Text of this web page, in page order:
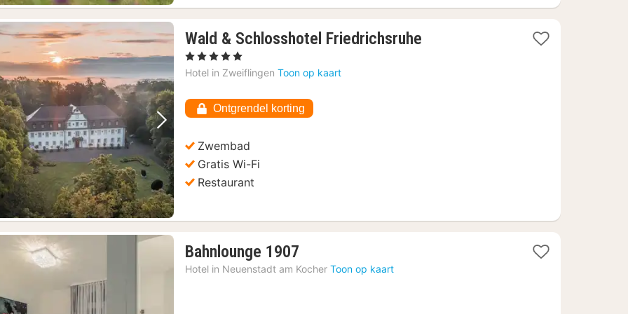
Vorige foto Volgende foto
Wald & Schlosshotel Friedrichsruhe
, 5 Sterren
Hotel in Zweiflingen Toon op kaart
Ontgrendel korting
Zwembad
Gratis Wi-Fi
Restaurant
Bahnlounge 1907
nacht
Hotel in Neuenstadt am Kocher Toon op kaart